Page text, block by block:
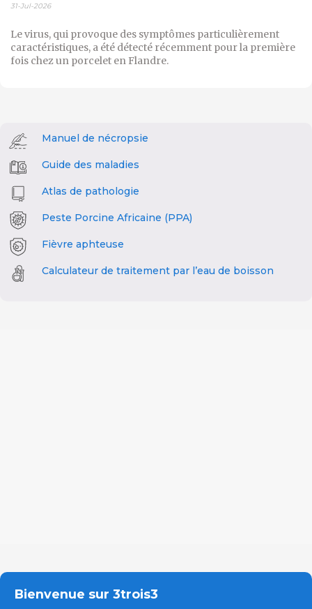
31-Jul-2026
Le virus, qui provoque des symptômes particulièrement
caractéristiques, a été détecté récemment pour la première
fois chez un porcelet en Flandre.
Manuel de nécropsie
Guide des maladies
Atlas de pathologie
Peste Porcine Africaine (PPA)
Fièvre aphteuse
Calculateur de traitement par l’eau de boisson
Bienvenue sur 3trois3